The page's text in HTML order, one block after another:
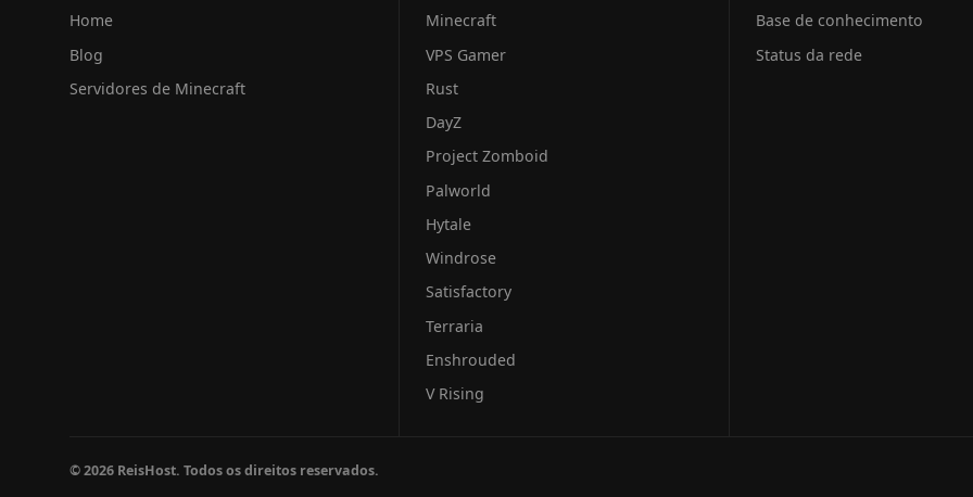
Home
Blog
Servidores de Minecraft
Minecraft
VPS Gamer
Rust
DayZ
Project Zomboid
Palworld
Hytale
Windrose
Satisfactory
Terraria
Enshrouded
V Rising
Base de conhecimento
Status da rede
© 2026 ReisHost. Todos os direitos reservados.